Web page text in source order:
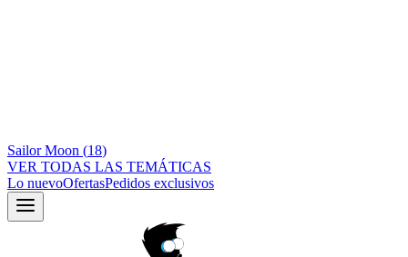
Sailor Moon (18)
VER TODAS LAS TEMÁTICAS
Lo nuevoOfertasPedidos exclusivos